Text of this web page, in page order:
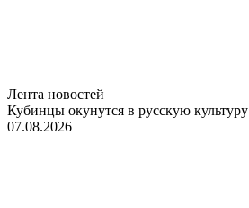
Лента новостей
Кубинцы окунутся в русскую культуру
07.08.2026